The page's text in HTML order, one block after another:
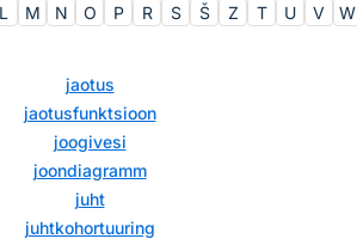
L M N O P R S Š Z T U V W
jaotus
jaotusfunktsioon
joogivesi
joondiagramm
juht
juhtkohortuuring